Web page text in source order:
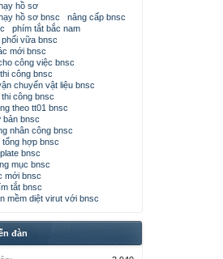
hồ sơ
hồ sơ bnsc
nâng cấp bnsc
phím tắt bắc nam
vữa bnsc
mới bnsc
công việc bnsc
công bnsc
chuyển vật liệu bnsc
công bnsc
theo tt01 bnsc
bản bnsc
nhân công bnsc
hợp bnsc
bnsc
mục bnsc
mới bnsc
tắt bnsc
mềm diệt virut với bnsc
đàn